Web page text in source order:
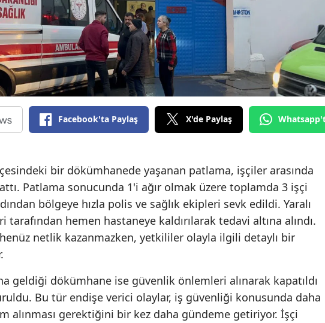
Çanakkale
Çankırı
Çorum
Denizli
Diyarbakır
Elazığ
Erzincan
Erzurum
Eskişehir
Giresun
Gümüşhane
Facebook'ta Paylaş X'de Paylaş
bir dökümhanede yaşanan patlama, işçiler arasında
Patlama sonucunda 1'i ağır olmak üzere toplamda 3 işçi
bölgeye hızla polis ve sağlık ekipleri sevk edildi. Yaralı
tarafından hemen hastaneye kaldırılarak tedavi altına alındı.
netlik kazanmazken, yetkililer olayla ilgili detaylı bir
geldiği dökümhane ise güvenlik önlemleri alınarak kapatıldı
Bu tür endişe verici olaylar, iş güvenliği konusunda daha
alınması gerektiğini bir kez daha gündeme getiriyor. İşçi